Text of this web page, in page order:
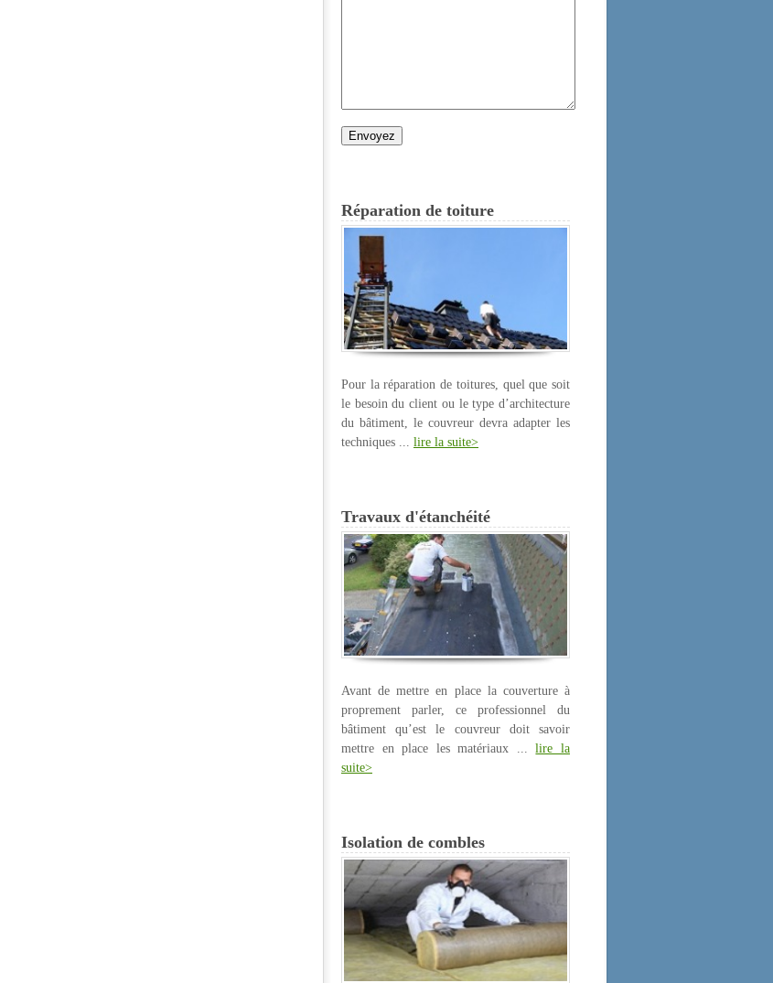
Réparation de toiture
Pour la réparation de toitures, quel que soit
le besoin du client ou le type d’architecture
du bâtiment, le couvreur devra adapter les
techniques ... lire la suite>
Travaux d'étanchéité
Avant de mettre en place la couverture à
proprement parler, ce professionnel du
bâtiment qu’est le couvreur doit savoir
mettre en place les matériaux ...lire la
suite>
Isolation de combles